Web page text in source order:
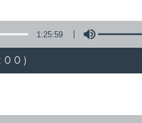
1:25:59